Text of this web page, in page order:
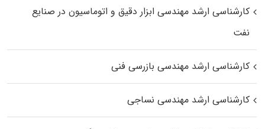
کارشناسی ارشد مهندسی ابزار دقیق و اتوماسیون در صنایع
نفت
کارشناسی ارشد مهندسی بازرسی فنی
کارشناسی ارشد مهندسی نساجی